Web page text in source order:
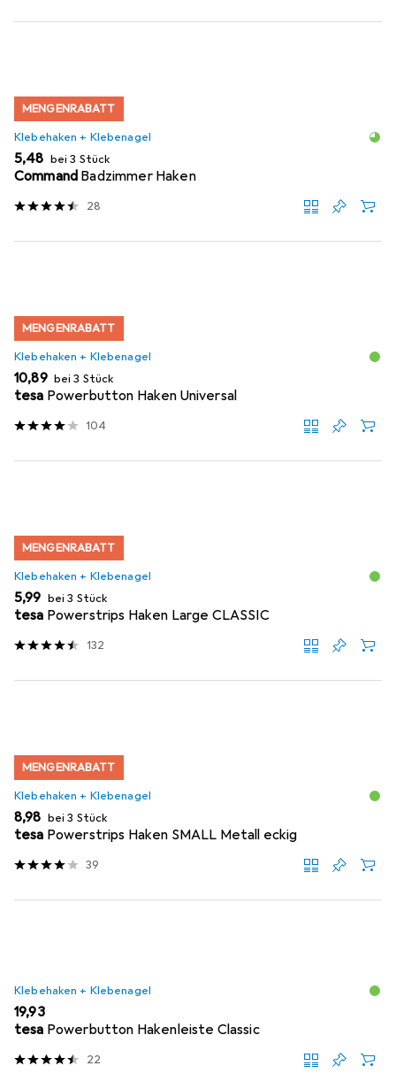
MENGENRABATT
Klebehaken + Klebenagel
EUR
5,48 bei 3 Stück
Command Badzimmer Haken
28
MENGENRABATT
Klebehaken + Klebenagel
EUR
10,89 bei 3 Stück
tesa Powerbutton Haken Universal
104
MENGENRABATT
Klebehaken + Klebenagel
EUR
5,99 bei 3 Stück
tesa Powerstrips Haken Large CLASSIC
132
MENGENRABATT
Klebehaken + Klebenagel
EUR
8,98 bei 3 Stück
tesa Powerstrips Haken SMALL Metall eckig
39
Klebehaken + Klebenagel
EUR
19,93
tesa Powerbutton Hakenleiste Classic
22